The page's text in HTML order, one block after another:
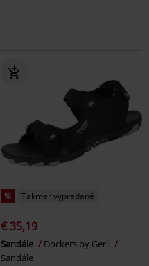
% Takmer vypredané
€ 35,19
Sandále
Dockers by Gerli
Sandále